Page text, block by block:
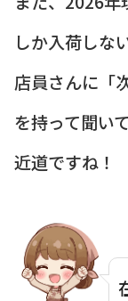
しか入荷しな
店員さんに「
を持って聞い
近道ですね！